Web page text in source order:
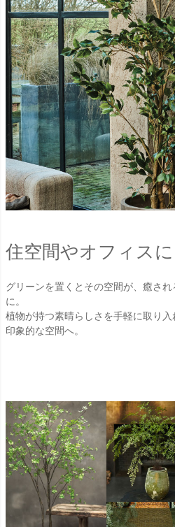
住空間やオフィスに
グリーンを置くとその空間が、癒さ
に。
植物が持つ素晴らしさを手軽に取り
印象的な空間へ。